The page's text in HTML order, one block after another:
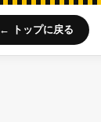
← トップに戻る